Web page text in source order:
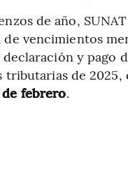
de año,
vencimientos
y pago
tributarias de 2025,
de febrero.